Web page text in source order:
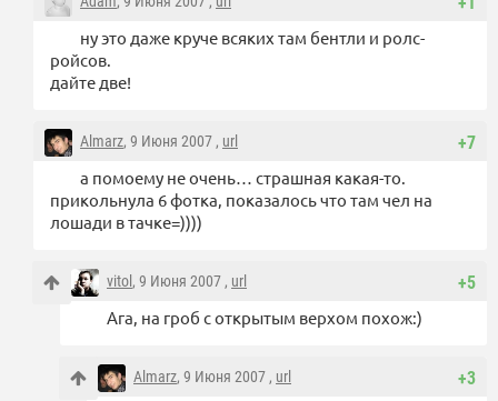
ну это даже круче всяких там бентли и ролс-
ройсов.
дайте две!
+7
Almarz, 9 Июня 2007 , url
а помоему не очень… страшная какая-то.
прикольнула 6 фотка, показалось что там чел на
лошади в тачке=))))
+5
vitol , 9 Июня 2007 , url
Ага, на гроб с открытым верхом похож:)
+3
Almarz, 9 Июня 2007 , url